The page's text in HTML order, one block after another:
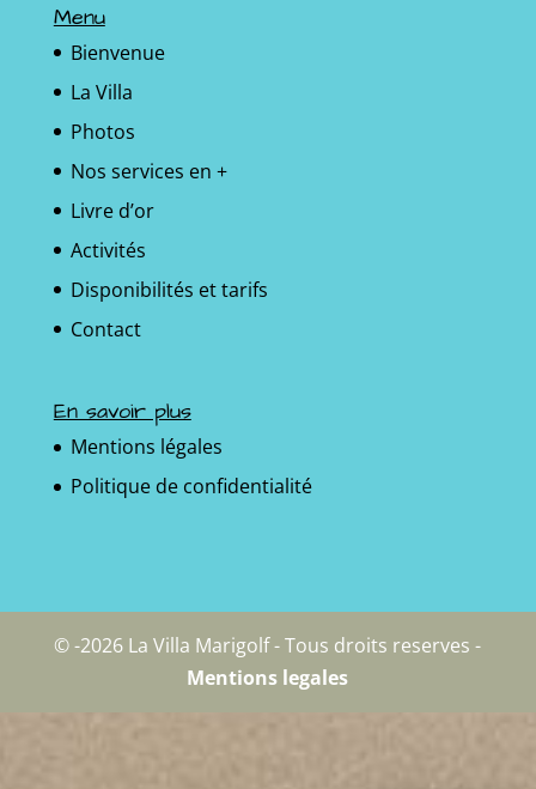
Menu
Bienvenue
La Villa
Photos
Nos services en +
Livre d’or
Activités
Disponibilités et tarifs
Contact
En savoir plus
Mentions légales
Politique de confidentialité
© -2026 La Villa Marigolf - Tous droits reserves -
Mentions legales